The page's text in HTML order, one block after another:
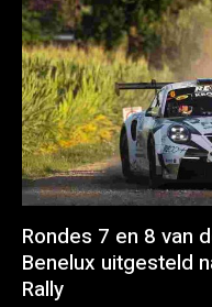
Rondes 7 en 8 van
Benelux uitgesteld
Rally